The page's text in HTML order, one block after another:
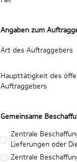
Angaben zum
Art des Auftraggebers
Haupttätigkeit des
Auftraggebers
Gemeinsame
Zentrale
Lieferungen oder
Zentrale